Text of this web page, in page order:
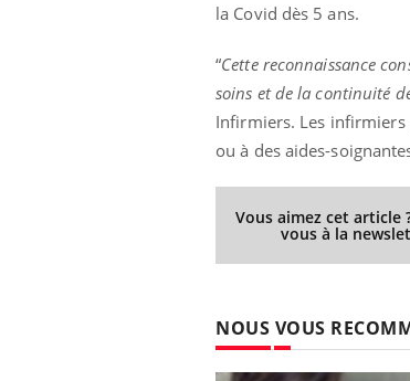
la Covid dès 5 ans.
“Cette reconnaissance
soins et de la continuité
Infirmiers. Les infirmiers
ou à des aides-
Vous aimez cet article
vous à la
NOUS VOUS